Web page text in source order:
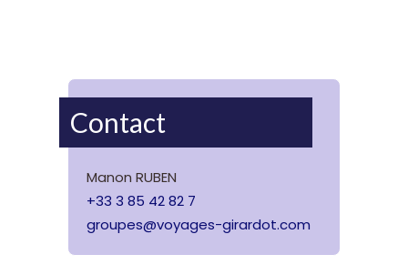
Contact
Manon RUBEN
+33 3 85 42 82 7
groupes@voyages-girardot.com